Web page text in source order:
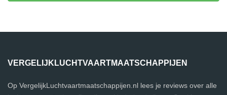
VERGELIJKLUCHTVAARTMAATSCHAPPIJEN
Op VergelijkLuchtvaartmaatschappijen.nl lees je reviews over alle